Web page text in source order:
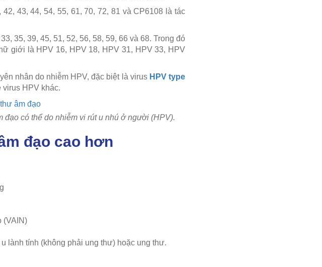
42, 43, 44, 54, 55, 61, 70, 72, 81 và CP6108 là tác
35, 39, 45, 51, 52, 56, 58, 59, 66 và 68. Trong đó
giới là HPV 16, HPV 18, HPV 31, HPV 33, HPV
nhân do nhiễm HPV, đặc biệt là virus HPV type
virus HPV khác.
có thể do nhiễm vi rút u nhú ở người (HPV).
đạo cao hơn
(VAIN)
lành tính (không phải ung thư) hoặc ung thư.